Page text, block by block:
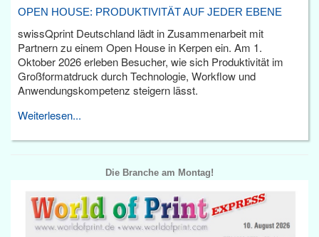
OPEN HOUSE: PRODUKTIVITÄT AUF JEDER EBENE
swissQprint Deutschland lädt in Zusammenarbeit mit
Partnern zu einem Open House in Kerpen ein. Am 1.
Oktober 2026 erleben Besucher, wie sich Produktivität im
Großformatdruck durch Technologie, Workflow und
Anwendungskompetenz steigern lässt.
Weiterlesen...
Die Branche am Montag!